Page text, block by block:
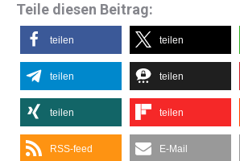
Teile diesen Beitrag:
teilen teilen
teilen teilen
teilen teilen
RSS-feed E-Mail